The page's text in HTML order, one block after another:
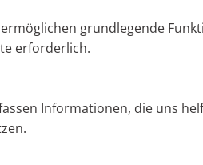
ermöglichen grundlegende
erforderlich.
Informationen, die uns